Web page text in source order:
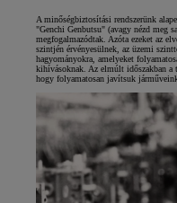
A minőségbiztosítási rendszerünk
"Genchi Genbutsu" (avagy nézd meg
megfogalmazódtak. Azóta ezeket az
szintjén érvényesülnek, az üzemi
hagyományokra, amelyeket
kihívásoknak. Az elmúlt időszakban a
hogy folyamatosan javítsuk